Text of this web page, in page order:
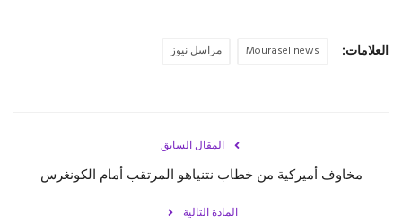
العلامات: Mourasel news مراسل نيوز
المقال السابق
مخاوف أميركية من خطاب نتنياهو المرتقب أمام الكونغرس
المادة التالية